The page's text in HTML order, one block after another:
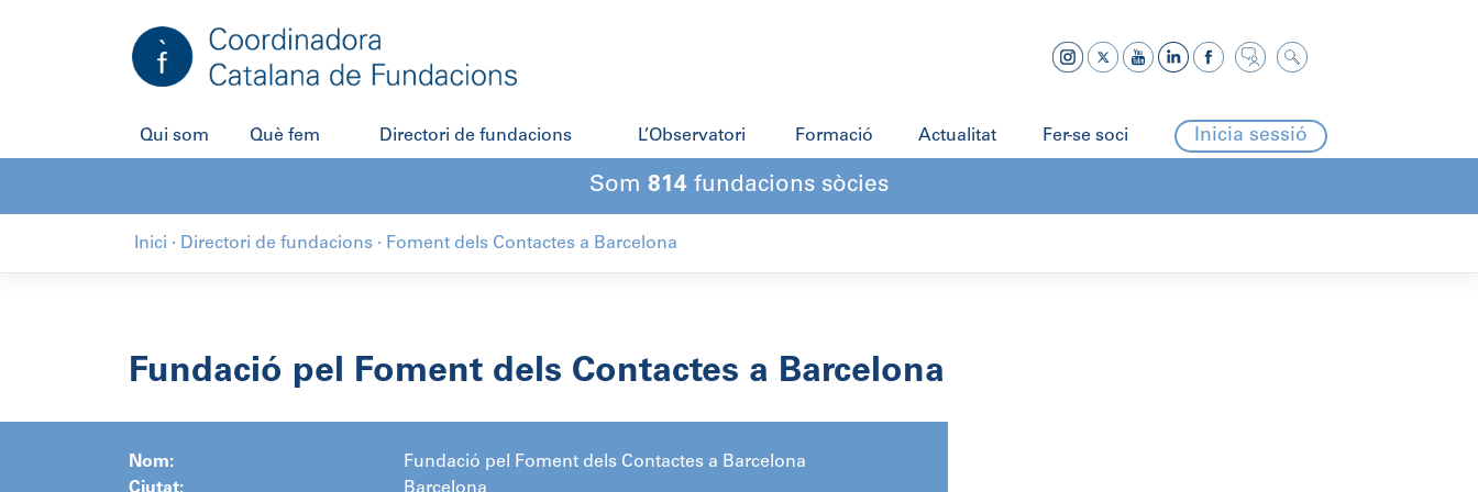
Qui som Què fem Directori de fundacions L’Observatori Formació Actualitat Fer-se soci Inicia sessió
Som 814 fundacions sòcies
Inici · Directori de fundacions · Foment dels Contactes a Barcelona
Fundació pel Foment dels Contactes a Barcelona
Nom:
Fundació pel Foment dels Contactes a Barcelona